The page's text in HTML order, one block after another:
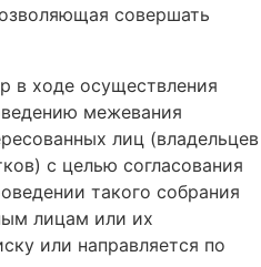
совершать
в ходе осуществления
межевания
лиц (владельцев
с целью согласования
такого собрания
лицам или их
или направляется по